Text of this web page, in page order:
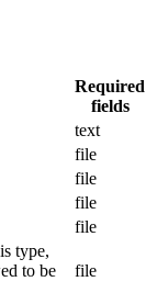
Required
fields
text
file
file
file
file
type,
to be
file